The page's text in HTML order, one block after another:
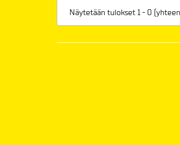
Näytetään tulokset 1 - 0